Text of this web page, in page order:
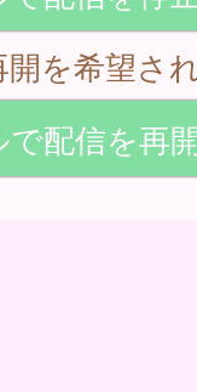
開を希望さ
で配信を再